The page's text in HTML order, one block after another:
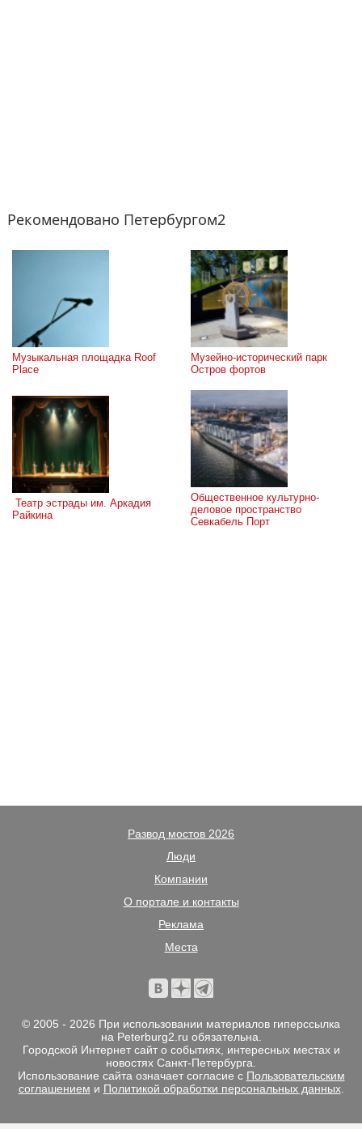
Рекомендовано Петербургом2
Музыкальная площадка Roof
Place
Музейно-исторический парк
Остров фортов
Райкина
Общественное культурно-
деловое пространство
Севкабель Порт
Развод мостов 2026
Люди
Компании
О портале и контакты
Реклама
Места
© 2005 - 2026 При использовании материалов гиперссылка
на Peterburg2.ru обязательна.
Городской Интернет сайт о событиях, интересных местах и
новостях Санкт-Петербурга.
Использование сайта означает согласие с Пользовательским
соглашением и Политикой обработки персональных данных.